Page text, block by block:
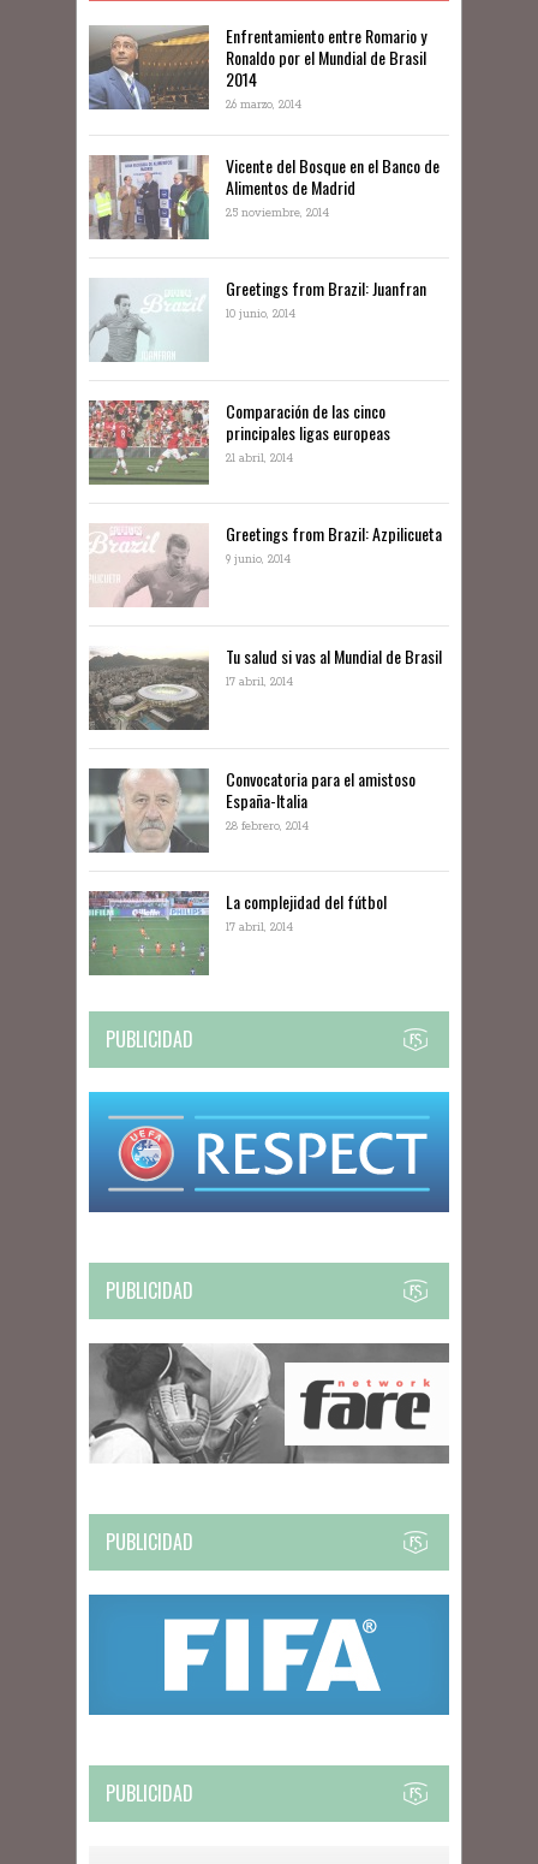
Enfrentamiento entre Romario y
Ronaldo por el Mundial de Brasil
2014
26 marzo, 2014
Vicente del Bosque en el Banco de
Alimentos de Madrid
25 noviembre, 2014
Greetings from Brazil: Juanfran
10 junio, 2014
Comparación de las cinco
principales ligas europeas
21 abril, 2014
Greetings from Brazil: Azpilicueta
9 junio, 2014
Tu salud si vas al Mundial de Brasil
17 abril, 2014
Convocatoria para el amistoso
España-Italia
28 febrero, 2014
La complejidad del fútbol
17 abril, 2014
PUBLICIDAD
PUBLICIDAD
PUBLICIDAD
PUBLICIDAD